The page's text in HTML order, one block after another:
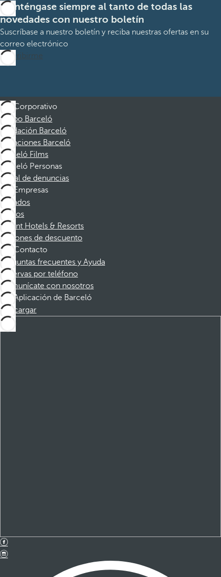
Manténgase siempre al tanto de todas las
novedades con nuestro boletín
Suscríbase a nuestro boletín y reciba nuestras ofertas en su
correo electrónico
Suscribirme
Corporativo
Grupo Barceló
Fundación Barceló
Vacaciones Barceló
Barceló Films
Barceló Personas
Canal de denuncias
Empresas
Afiliados
Socios
Dorint Hotels & Resorts
Cupones de descuento
Contacto
Preguntas frecuentes y Ayuda
Reservas por teléfono
Comunícate con nosotros
Aplicación de Barceló
Descargar